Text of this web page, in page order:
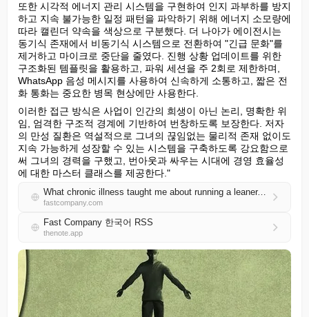
또한 시각적 에너지 관리 시스템을 구현하여 인지 과부하를 방지
하고 지속 불가능한 일정 패턴을 파악하기 위해 에너지 소모량에
따라 캘린더 약속을 색상으로 구분했다. 더 나아가 에이전시는
동기식 존재에서 비동기식 시스템으로 전환하여 "긴급 문화"를
제거하고 마이크로 중단을 줄였다. 진행 상황 업데이트를 위한
구조화된 템플릿을 활용하고, 파워 세션을 주 2회로 제한하며,
WhatsApp 음성 메시지를 사용하여 신속하게 소통하고, 짧은 전
화 통화는 중요한 병목 현상에만 사용한다.
이러한 접근 방식은 사업이 인간의 희생이 아닌 논리, 명확한 위
임, 엄격한 구조적 경계에 기반하여 번창하도록 보장한다. 저자
의 만성 질환은 역설적으로 그녀의 끊임없는 물리적 존재 없이도
지속 가능하게 성장할 수 있는 시스템을 구축하도록 강요함으로
써 그녀의 경력을 구했고, 번아웃과 싸우는 시대에 경영 효율성
에 대한 마스터 클래스를 제공한다."
What chronic illness taught me about running a leaner, smarter business
fastcompany.com
Fast Company 한국어 RSS
thenote.app